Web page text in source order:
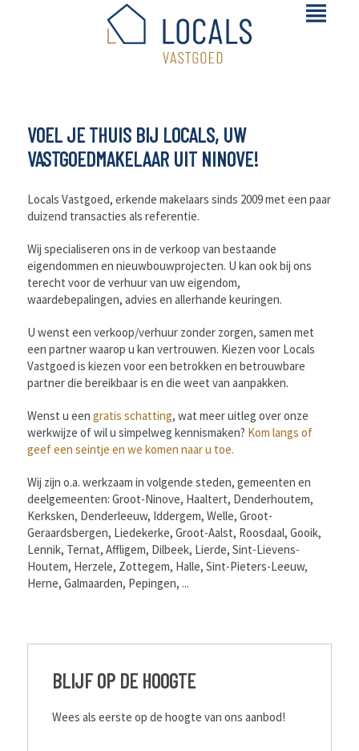
VOEL JE THUIS BIJ LOCALS, UW
VASTGOEDMAKELAAR UIT NINOVE!
Locals Vastgoed, erkende makelaars sinds 2009 met een paar
duizend transacties als referentie.
Wij specialiseren ons in de verkoop van bestaande
eigendommen en nieuwbouwprojecten. U kan ook bij ons
terecht voor de verhuur van uw eigendom,
waardebepalingen, advies en allerhande keuringen.
U wenst een verkoop/verhuur zonder zorgen, samen met
een partner waarop u kan vertrouwen. Kiezen voor Locals
Vastgoed is kiezen voor een betrokken en betrouwbare
partner die bereikbaar is en die weet van aanpakken.
Wenst u een gratis schatting, wat meer uitleg over onze
werkwijze of wil u simpelweg kennismaken? Kom langs of
geef een seintje en we komen naar u toe.
Wij zijn o.a. werkzaam in volgende steden, gemeenten en
deelgemeenten: Groot-Ninove, Haaltert, Denderhoutem,
Kerksken, Denderleeuw, Iddergem, Welle, Groot-
Geraardsbergen, Liedekerke, Groot-Aalst, Roosdaal, Gooik,
Lennik, Ternat, Affligem, Dilbeek, Lierde, Sint-Lievens-
Houtem, Herzele, Zottegem, Halle, Sint-Pieters-Leeuw,
Herne, Galmaarden, Pepingen, ...
BLIJF OP DE HOOGTE
Wees als eerste op de hoogte van ons aanbod!